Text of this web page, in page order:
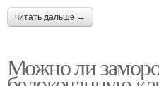
читать дальше →
Можно ли